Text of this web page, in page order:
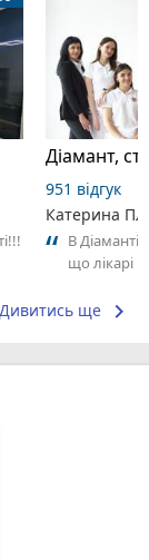
Діамант,
951 відгук
Катерина
В Діаманті
що лікарі
Дивитись ще keyboard_arrow_right